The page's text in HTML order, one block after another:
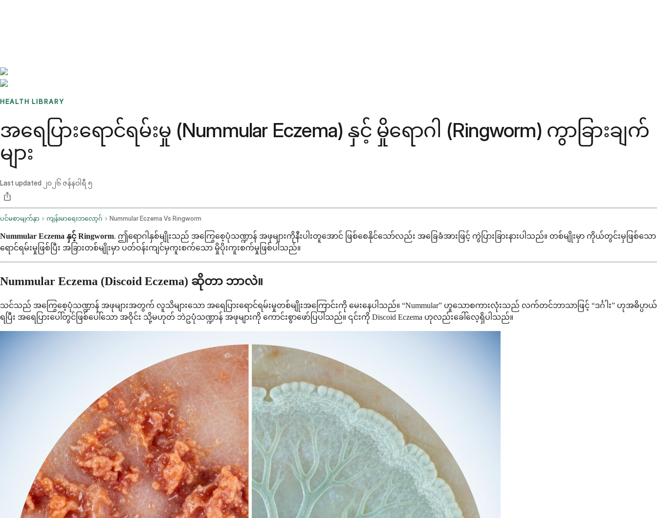
HEALTH LIBRARY
အရေပြားရောင်ရမ်းမှု (Nummular Eczema) နှင့် မှိုရောဂါ (Ringworm) ကွာခြားချက်
များ
Last updated ၂၀၂၆ ဇန်နဝါရီ ၅
ပင်မစာမျက်နှာ ကျန်းမာရေးဘလော့ဂ် Nummular Eczema Vs Ringworm
Nummular Eczema နှင့် Ringworm. ဤရောဂါနှစ်မျိုးသည် အကြွေစေ့ပုံသဏ္ဍာန် အဖုများကိုနီးပါးတူအောင် ဖြစ်စေနိုင်သော်လည်း အခြေခံအားဖြင့် ကွဲပြားခြားနားပါသည်။ တစ်မျိုးမှာ ကိုယ်တွင်းမှဖြစ်သော
ရောင်ရမ်းမှုဖြစ်ပြီး အခြားတစ်မျိုးမှာ ပတ်ဝန်းကျင်မှကူးစက်သော မှိုပိုးကူးစက်မှုဖြစ်ပါသည်။
Nummular Eczema (Discoid Eczema) ဆိုတာ ဘာလဲ။
သင်သည် အကြွေစေ့ပုံသဏ္ဍာန် အဖုများအတွက် လူသိများသော အရေပြားရောင်ရမ်းမှုတစ်မျိုးအကြောင်းကို မေးနေပါသည်။ “Nummular” ဟူသောစကားလုံးသည် လက်တင်ဘာသာဖြင့် “ဒင်္ဂါး” ဟုအဓိပ္ပာယ်
ရပြီး အရေပြားပေါ်တွင်ဖြစ်ပေါ်သော အဝိုင်း သို့မဟုတ် ဘဲဥပုံသဏ္ဍာန် အဖုများကို ကောင်းစွာဖော်ပြပါသည်။ ၎င်းကို Discoid Eczema ဟုလည်းခေါ်လေ့ရှိပါသည်။